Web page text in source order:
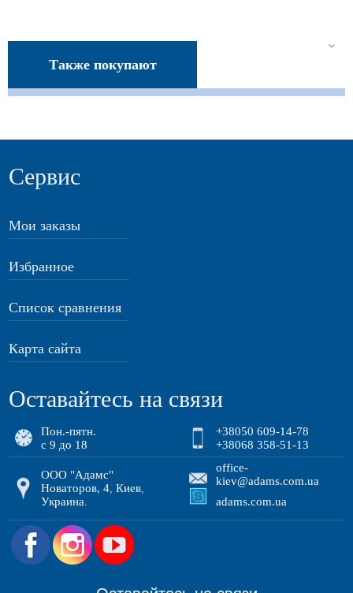
Также покупают
Сервис
Мои заказы
Избранное
Список сравнения
Карта сайта
Оставайтесь на связи
Пон.-пятн.
с 9 до 18
+38050 609-14-78
+38068 358-51-13
ООО "Адамс"
Новаторов, 4 ,Киев
Украина
office-
kiev@adams.com.ua
adams.com.ua
.